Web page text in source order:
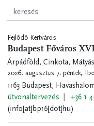
Fejlődő Kertváros
Budapest Főváros
Árpádföld, Cinkota,
2026. augusztus 7. péntek,
1163 Budapest,
útvonaltervezés
+36 1
(info[at]bp16[dot]hu)